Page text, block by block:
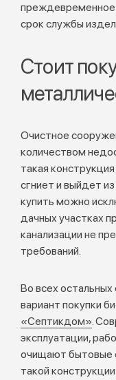
преждевременное
срок службы
Стоит
Очистное
количеством
такая
сгниет и выйдет
купить можно
дачных участках
канализации не
требований.
Во всех
вариант покупки
«Септикдом».
эксплуатации,
очищают бытовые
такой